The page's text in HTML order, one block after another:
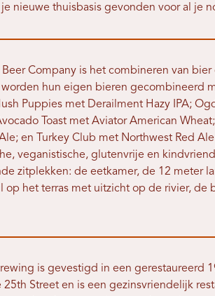
nieuwe thuisbasis gevonden voor al je
Company is het combineren van
worden hun eigen bieren gecombineerd
Puppies met Derailment Hazy IPA;
Toast met Aviator American
Ale; en Turkey Club met Northwest Red
veganistische, glutenvrije en
zitplekken: de eetkamer, de 12 meter
op het terras met uitzicht op de rivier, de
is gevestigd in een gerestaureerd
25th Street en is een gezinsvriendelijk